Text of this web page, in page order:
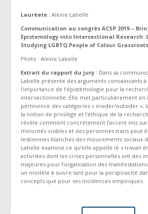
Lauréate : Alexie Labelle
Communication au congrès ACSP 2019 –
Epistemology into Intersectional Research:
Studying LGBTQ People of Colour
Photo : Alexie Labelle
Extrait du rapport du jury : Dans sa
Labelle présente des arguments convaincants
l’importance de l’épistémologie pour la
intersectionnelle. Elle met particulièrement en
pertinence des catégories « insider/outsider »,
la notion de privilège et l’éthique de la
révèle comment concrètement l’accent mis sur
minorités visibles et des personnes trans peut
lesbiennes blanches des mouvements sociaux
Labelle examine ce qu’elle appelle le « travail
activistes dont les crises personnelles ont des
majeures pour l’organisation des
un modèle à suivre tant pour la perspicacité
concepts que pour ses incidences empiriques.